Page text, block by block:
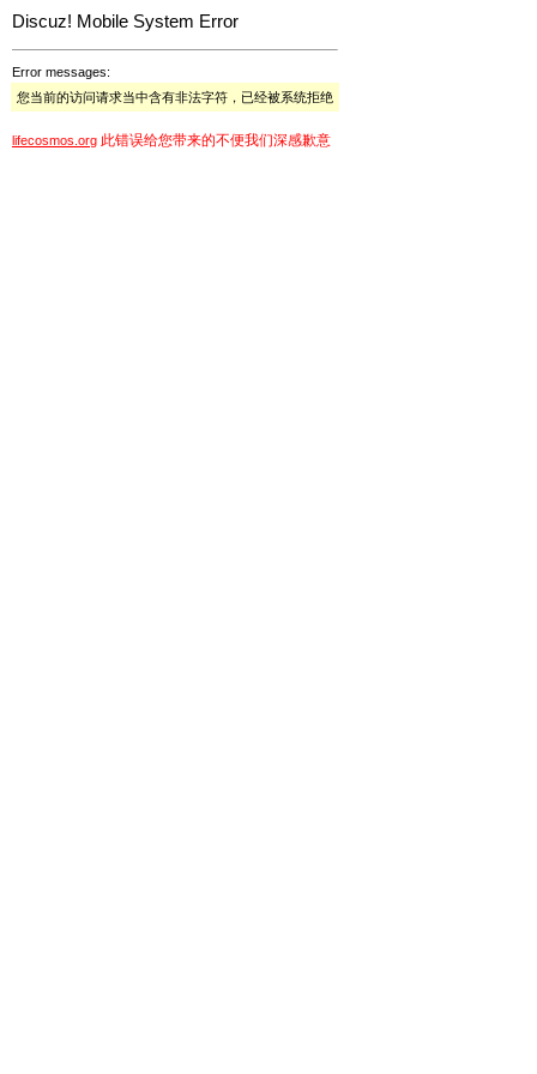
Discuz! Mobile System Error
Error messages:
您当前的访问请求当中含有非法字符，已经被系统拒绝
lifecosmos.org 此错误给您带来的不便我们深感歉意